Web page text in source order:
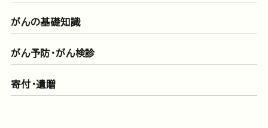
がんの基礎知識
がん予防・がん検診
寄付・遺贈